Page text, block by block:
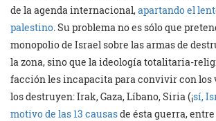
de la agenda internacional,apartando el
palestino. Su problema no es sólo que
monopolio de Israel sobre las armas de
la zona, sino que la ideología totalitaria-
facción les incapacita para convivir con los
los destruyen: Irak, Gaza, Líbano, Siria (¡sí,
motivo de las 13 causasde ésta guerra,